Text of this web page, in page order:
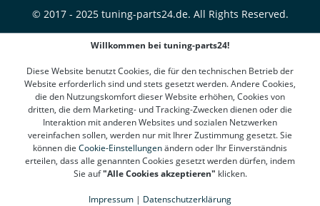
© 2017 - 2025 tuning-parts24.de. All Rights Reserved.
Willkommen bei tuning-parts24!
Diese Website benutzt Cookies, die für den technischen Betrieb der
Website erforderlich sind und stets gesetzt werden. Andere Cookies,
die den Nutzungskomfort dieser Website erhöhen, Cookies von
dritten, die dem Marketing- und Tracking-Zwecken dienen oder die
Interaktion mit anderen Websites und sozialen Netzwerken
vereinfachen sollen, werden nur mit Ihrer Zustimmung gesetzt. Sie
können die Cookie-Einstellungenändern oder Ihr Einverständnis
erteilen, dass alle genannten Cookies gesetzt werden dürfen, indem
Sie auf"Alle Cookies akzeptieren" klicken.
Impressum | Datenschutzerklärung